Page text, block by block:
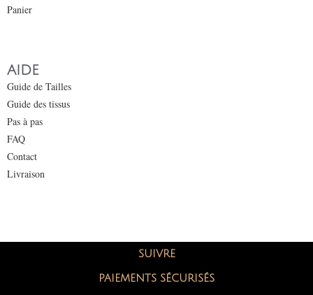
Panier
AIDE
Guide de Tailles
Guide des tissus
Pas à pas
FAQ
Contact
Livraison
SUIVRE
PAIEMENTS SÉCURISÉS